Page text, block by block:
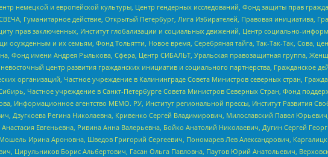
немецкой и европейской культуры, Центр гендерных исследований, Фонд защиты прав
Гуманитарное действие, Открытый Петербург, Лига Избирателей, Правовая инициатива,
прав заключенных, Институт глобализации и социальных движений, Центр социально-
и их семьям, Фонд Тольятти, Новое время, Серебряная тайга, Так-Так-Так, Сова,
Фонд имени Андрея Рылькова, Сфера, Центр СИБАЛЬТ, Уральская правозащитная группа,
центр развития гражданских инициатив и социального партнерства, Гражданское
Частное учреждение в Калининграде Совета Министров северных стран,
Частное учреждение в Санкт-Петербурге Совета Министров Северных Стран, Фонд
Информационное агентство МЕМО. РУ, Институт региональной прессы, Институт Развития
Дзугкоева Регина Николаевна, Кривенко Сергей Владимирович, Милославский Павел
Евгеньевна, Ривина Анна Валерьевна, Бойко Анатолий Николаевич, Дугин Сергей
Ирина Ароновна, Шведов Григорий Сергеевич, Пономарев Лев Александрович,
Цирульников Борис Альбертович, Гасан Ольга Павловна, Паутов Юрий Анатольевич,